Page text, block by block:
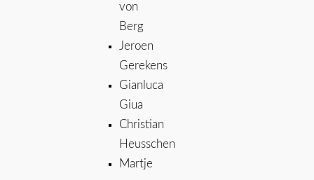
von
Berg
Jeroen
Gerekens
Gianluca
Giua
Christian
Heusschen
Martje